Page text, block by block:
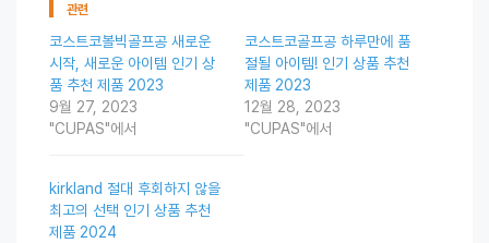
관련
코스트코볼빅골프공 새로운
시작, 새로운 아이템 인기 상
품 추천 제품 2023
9월 27, 2023
"CUPAS"에서
코스트코골프공 하루만에 품
절될 아이템! 인기 상품 추천
제품 2023
12월 28, 2023
"CUPAS"에서
kirkland 절대 후회하지 않을
최고의 선택 인기 상품 추천
제품 2024